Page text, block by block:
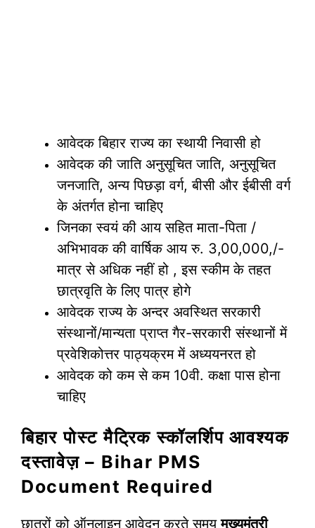
आवेदक बिहार राज्य का स्थायी निवासी हो
आवेदक की जाति अनुसूचित जाति, अनुसूचित
जनजाति, अन्य पिछड़ा वर्ग, बीसी और ईबीसी वर्ग
के अंतर्गत होना चाहिए
जिनका स्वयं की आय सहित माता-पिता /
अभिभावक की वार्षिक आय रु. 3,00,000,/-
मात्र से अधिक नहीं हो , इस स्कीम के तहत
छात्रवृति के लिए पात्र होगे
आवेदक राज्य के अन्दर अवस्थित सरकारी
संस्थानों/मान्यता प्राप्त गैर-सरकारी संस्थानों में
प्रवेशिकोत्तर पाठ्यक्रम में अध्ययनरत हो
आवेदक को कम से कम 10वी. कक्षा पास होना
चाहिए
बिहार पोस्ट मैट्रिक स्कॉलर्शिप आवश्यक
दस्तावेज़ – Bihar PMS
Document Required
छात्रों को ऑनलाइन आवेदन करते समयमुख्यमंत्री